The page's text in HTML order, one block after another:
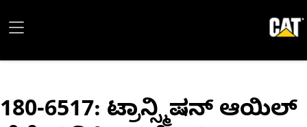
180-6517: ಟ್ರಾನ್ಸ್ಮಿಷನ್ ಆಯಿಲ್